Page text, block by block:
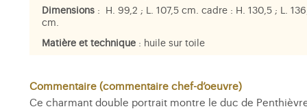
Dimensions : H. 99,2 ; L. 107,5 cm. cadre : H. 130,5 ; L.
cm.
Matière et technique : huile sur toile
d'Orléans
Commentaire (commentaire chef-d’oeuvre)
Ce charmant double portrait montre le duc de